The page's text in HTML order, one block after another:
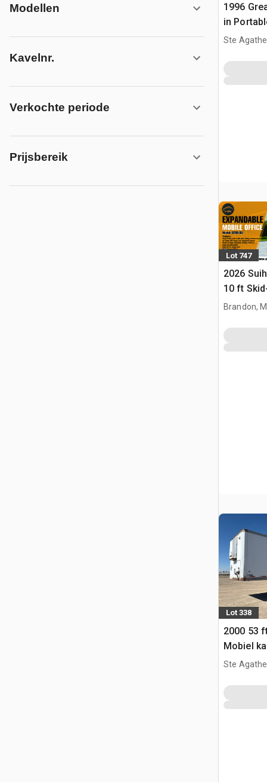
Modellen
Kavelnr.
Verkochte periode
Prijsbereik
1996
in
kantoor
Ste
Lot 747
2026
10 ft
kantoor
Brandon,
Lot 338
2000 53
Mobiel
Ste